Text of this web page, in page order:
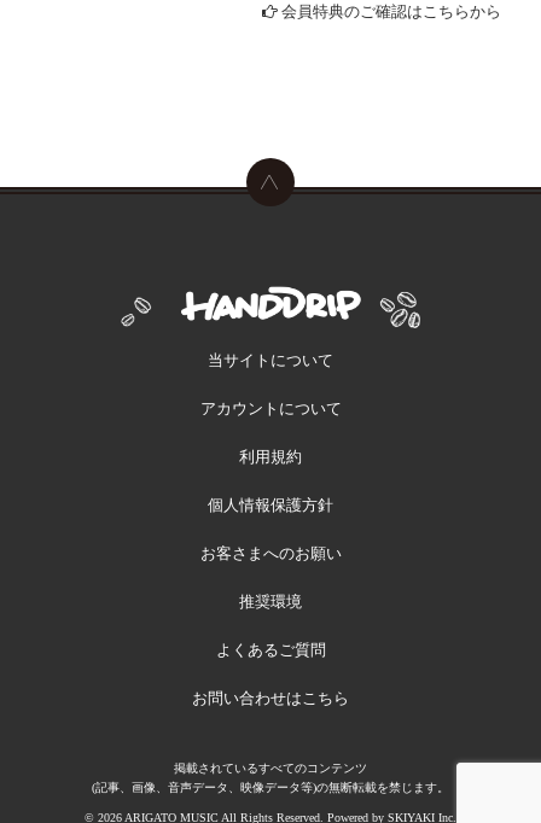
会員特典のご確認はこちらから
当サイトについて
アカウントについて
利用規約
個人情報保護方針
お客さまへのお願い
推奨環境
よくあるご質問
お問い合わせはこちら
掲載されているすべてのコンテンツ
(記事、画像、音声データ、映像データ等)の無断転載を禁じます。
© 2026 ARIGATO MUSIC All Rights Reserved. Powered by SKIYAKI Inc.